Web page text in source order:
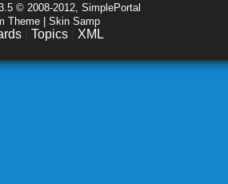
© 2008-2012, SimplePortal
Theme | Skin Samp
Topics XML